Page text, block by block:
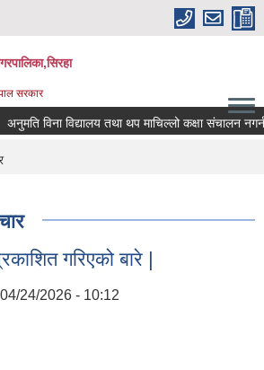
सरकार
विना विद्यालय तथा थप माचिल्लो कक्षा संचालन नगर्न
गरिएको बारे |
24/2026 - 10:12